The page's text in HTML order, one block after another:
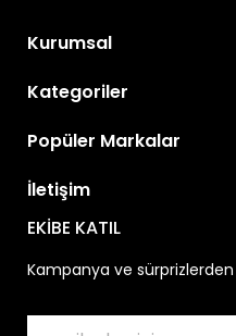
Kurumsal
Kategoriler
Popüler Markalar
İletişim
EKİBE KATIL
Kampanya ve